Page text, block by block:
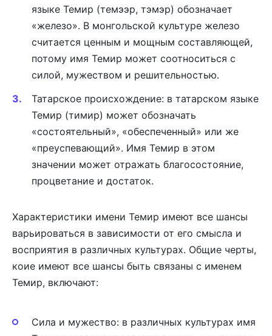
языке Темир (темээр, тэмэр) обозначает
«железо». В монгольской культуре железо
считается ценным и мощным составляющей,
потому имя Темир может соотноситься с
силой, мужеством и решительностью.
Татарское происхождение: в татарском языке
Темир (тимир) может обозначать
«состоятельный», «обеспеченный» или же
«преуспевающий». Имя Темир в этом
значении может отражать благосостояние,
процветание и достаток.
Характеристики имени Темир имеют все шансы
варьироваться в зависимости от его смысла и
восприятия в различных культурах. Общие черты,
коие имеют все шансы быть связаны с именем
Темир, включают:
Сила и мужество: в различных культурах имя